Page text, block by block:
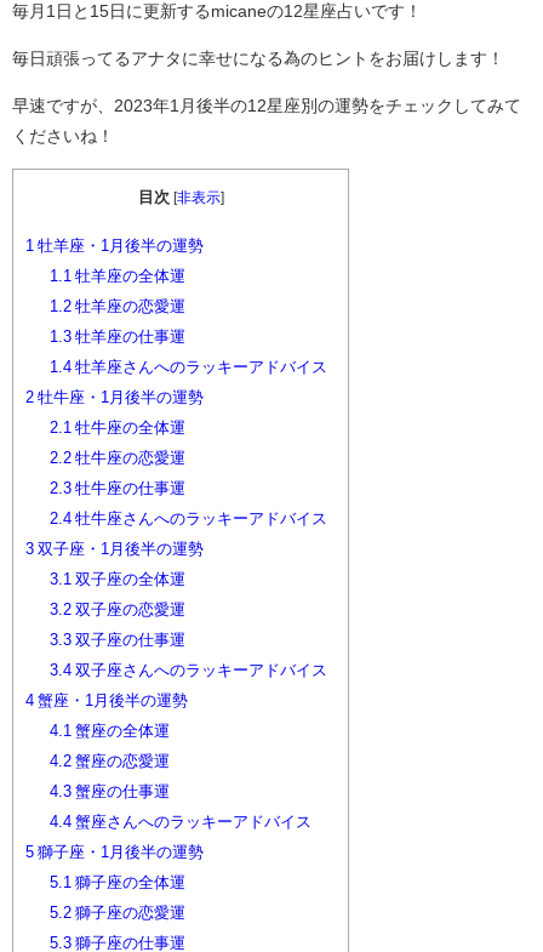
毎月1日と15日に更新するmicaneの12星座占いです！
毎日頑張ってるアナタに幸せになる為のヒントをお届けします！
早速ですが、2023年1月後半の12星座別の運勢をチェックしてみて
くださいね！
目次 非表示]
1 牡羊座・1月後半の運勢
1.1 牡羊座の全体運
1.2牡羊座の恋愛運
1.3牡羊座の仕事運
1.4牡羊座さんへのラッキーアドバイス
2 牡牛座・1月後半の運勢
2.1 牡牛座の全体運
2.2牡牛座の恋愛運
2.3牡牛座の仕事運
2.4牡牛座さんへのラッキーアドバイス
3 双子座・1月後半の運勢
3.1 双子座の全体運
3.2双子座の恋愛運
3.3双子座の仕事運
3.4双子座さんへのラッキーアドバイス
4 蟹座・1月後半の運勢
4.1 蟹座の全体運
4.2蟹座の恋愛運
4.3蟹座の仕事運
4.4蟹座さんへのラッキーアドバイス
5 獅子座・1月後半の運勢
5.1 獅子座の全体運
5.2獅子座の恋愛運
5.3獅子座の仕事運